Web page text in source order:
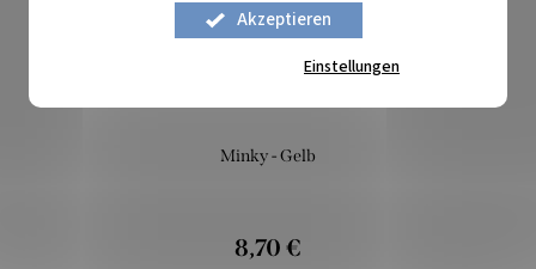
Akzeptieren
Einstellungen
Minky - Gelb
8,70 €